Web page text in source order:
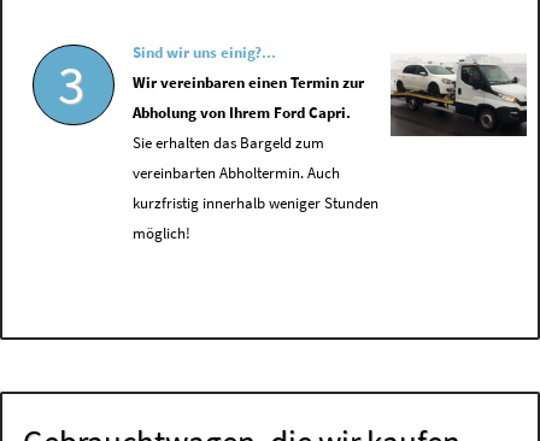
3
Sind wir uns einig?...
Wir vereinbaren einen Termin zur
Abholung von Ihrem Ford Capri.
Sie erhalten das Bargeld zum
vereinbarten Abholtermin. Auch
kurzfristig innerhalb weniger Stunden
möglich!